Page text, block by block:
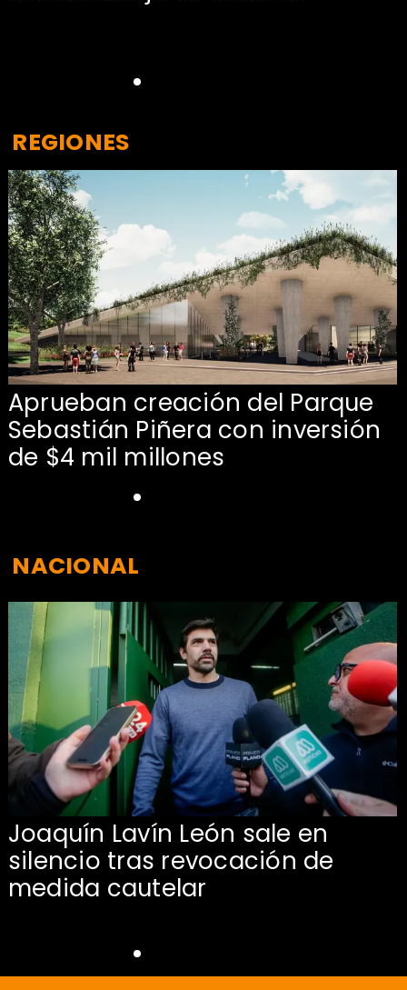
Aprueban creación del Parque
Sebastián Piñera con inversión
de $4 mil millones
REGIONES
Joaquín Lavín León sale en
silencio tras revocación de
medida cautelar
NACIONAL